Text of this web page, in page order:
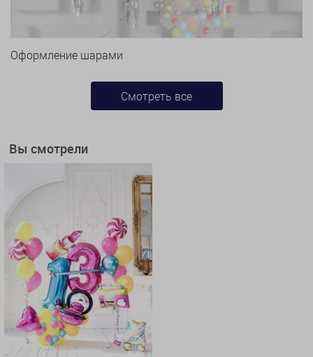
Оформление шарами
Смотреть все
Вы смотрели